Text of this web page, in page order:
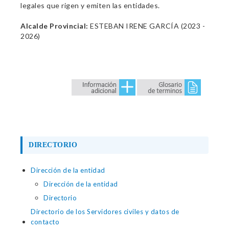
legales que rigen y emiten las entidades.
Alcalde Provincial: ESTEBAN IRENE GARCÍA (2023 -
2026)
DIRECTORIO
Dirección de la entidad
Dirección de la entidad
Directorio
Directorio de los Servidores civiles y datos de
contacto